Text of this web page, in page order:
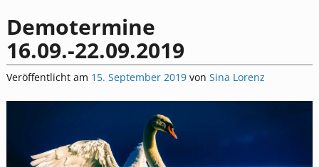
Demotermine
16.09.-22.09.2019
Veröffentlicht am 15. September 2019 von Sina Lorenz